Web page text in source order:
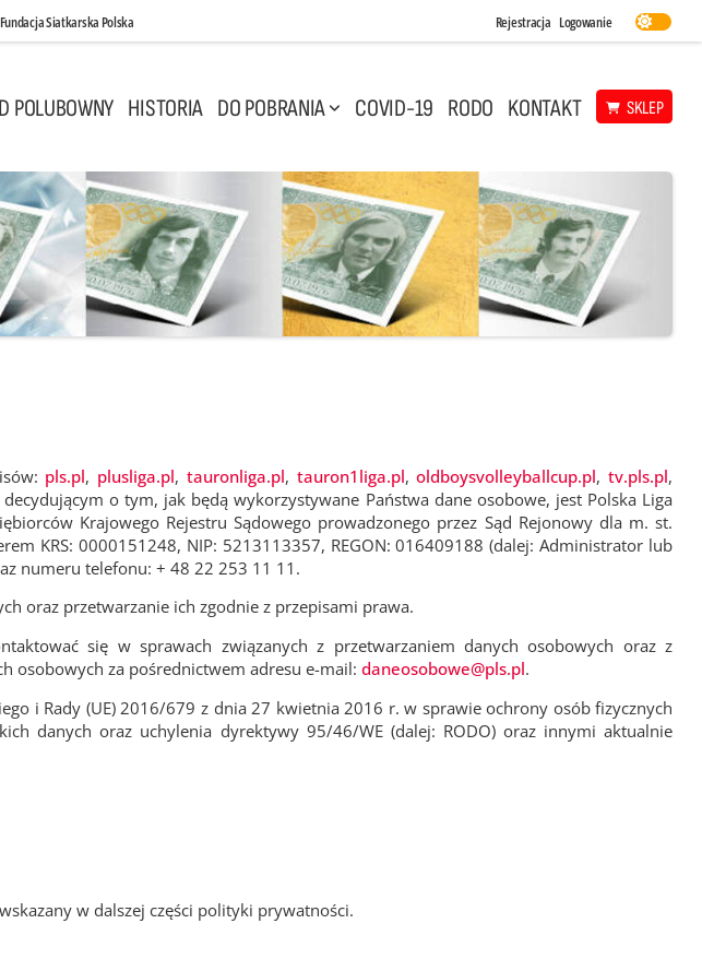
Fundacja Siatkarska Polska Rejestracja Logowanie
POLUBOWNY HISTORIA DO POBRANIA COVID-19 RODO KONTAKT SKLEP
pls.pl, plusliga.pl, tauronliga.pl, tauron1liga.pl,oldboysvolleyballcup.pl,tv.pls.pl,
o tym, jak będą wykorzystywane Państwa dane osobowe, jest Polska Liga
Krajowego Rejestru Sądowego prowadzonego przez Sąd Rejonowy dla m. st.
KRS: 0000151248, NIP: 5213113357, REGON: 016409188 (dalej: Administrator lub
numeru telefonu: + 48 22 253 11 11.
oraz przetwarzanie ich zgodnie z przepisami prawa.
się w sprawach związanych z przetwarzaniem danych osobowych oraz z
osobowych za pośrednictwem adresu e-mail: daneosobowe@pls.pl.
i Rady (UE) 2016/679 z dnia 27 kwietnia 2016 r. w sprawie ochrony osób fizycznych
danych oraz uchylenia dyrektywy 95/46/WE (dalej: RODO) oraz innymi aktualnie
w dalszej części polityki prywatności.